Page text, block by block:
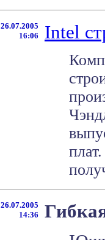
26.07.2005
16:06
Intel
26.07.2005
14:36